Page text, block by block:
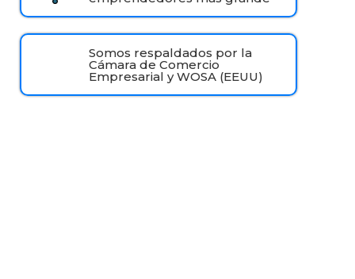
Somos respaldados por la
Cámara de Comercio
Empresarial y WOSA (EEUU)